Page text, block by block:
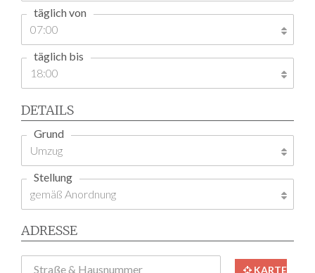
täglich von
täglich bis
DETAILS
Grund
Stellung
ADRESSE
Straße & Hausnummer KARTE